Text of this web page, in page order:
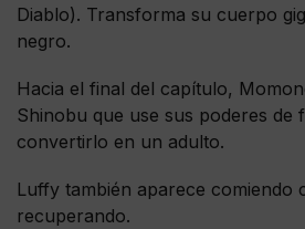
Diablo). Transforma su cuerpo
negro.
Hacia el final del capítulo,
Shinobu que use sus poderes de
convertirlo en un adulto.
Luffy también aparece comiendo
recuperando.